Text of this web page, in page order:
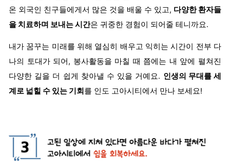
온 외국인 친구들에게서 많은 것을 배울 수 있고, 다양한 환자들
을 치료하며 보내는 시간은 귀중한 경험이 되어줄 테니까요.
내가 꿈꾸는 미래를 위해 열심히 배우고 익히는 시간이 전부 다
나의 토대가 되어, 봉사활동을 마칠 때 쯤에는 내 앞에 펼쳐진
다양한 길을 더 쉽게 찾아낼 수 있을 거예요. 인생의 무대를 세
계로 넓힐 수 있는 기회를 인도 고아시티에서 만나 보세요!